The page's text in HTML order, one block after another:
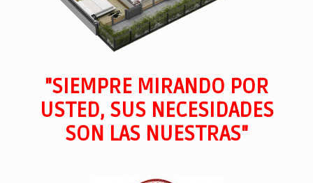
"SIEMPRE MIRANDO POR
USTED, SUS NECESIDADES
SON LAS NUESTRAS"